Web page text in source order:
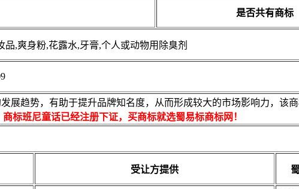
是否共有商标
,爽身粉,花露水,牙膏,个人或动物用除臭剂
展趋势，有助于提升品牌知名度，从而形成较大的市场影响力，该
商标班尼童话已经注册下证，买商标就选蜀易标商标网！
受让方提供